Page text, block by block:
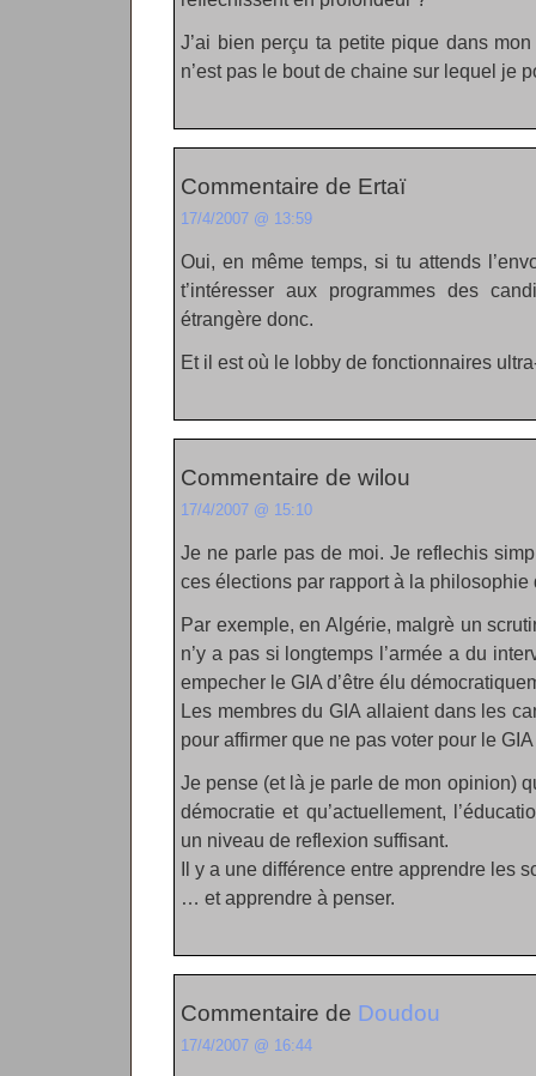
J’ai bien perçu ta petite pique dans
n’est pas le bout de chaine sur lequel je
Commentaire de Ertaï
17/4/2007 @ 13:59
Oui, en même temps, si tu attends
t’intéresser aux programmes des
étrangère donc.
Et il est où le lobby de fonctionnaires
Commentaire de wilou
17/4/2007 @ 15:10
Je ne parle pas de moi. Je reflechis
ces élections par rapport à la philosophie
Par exemple, en Algérie, malgrè un
n’y a pas si longtemps l’armée a du
empecher le GIA d’être élu
Les membres du GIA allaient dans les
pour affirmer que ne pas voter pour le
Je pense (et là je parle de mon opinion)
démocratie et qu’actuellement,
un niveau de reflexion suffisant.
Il y a une différence entre apprendre les
… et apprendre à penser.
Commentaire de Doudou
17/4/2007 @ 16:44